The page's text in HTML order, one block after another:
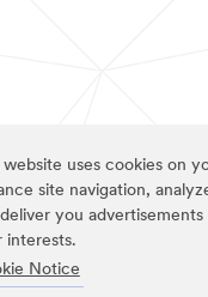
website uses cookies on
site navigation,
you advertisements
interests.
Notice